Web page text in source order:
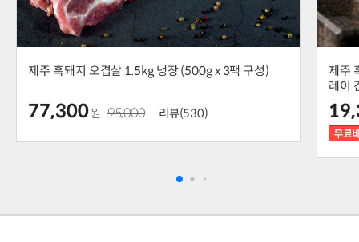
제주 흑돼지 오겹살 1.5kg 냉장 (500g x 3팩 구성)
77,300원 95,000 리뷰(530)
제주
레이
차이